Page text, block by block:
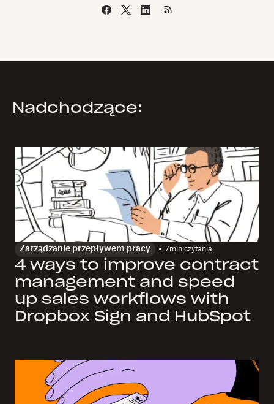
Nadchodzące:
Zarządzanie przepływem pracy 7min czytania
4 ways to improve contract
management and speed
up sales workflows with
Dropbox Sign and HubSpot